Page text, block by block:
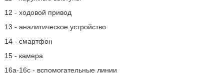
12 - ходовой привод
13 - аналитическое устройство
14 - смартфон
15 - камера
16а-16с - вспомогательные линии